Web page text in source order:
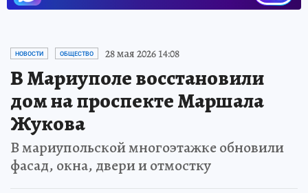
НОВОСТИ ОБЩЕСТВО 28 мая 2026 14:08
В Мариуполе восстановили
дом на проспекте Маршала
Жукова
В мариупольской многоэтажке обновили
фасад, окна, двери и отмостку